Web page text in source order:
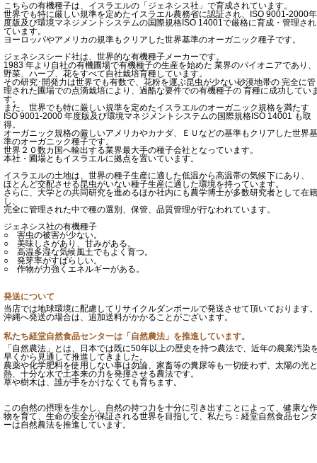
こちらの有機種子は、イスラエルの「ジェネシス社」で育成されています。
世界でも特に厳しい規準を定めたイスラエル農務省に認証され、ISO 9001-2000年
度版及び環境マネジメントシステムの国際規格ISO 14001で厳格に育成・管理され
ています。
ヨーロッパやアメリカの規準もクリアした世界基準のオーガニック種子です。
ジェネシスシード社は、世界的な有機種子メーカーです。
1983 年より自社の有機圃場で有機種子の生産を始めた 業界のパイオニアであり、
野菜、ハーブ、花をすべて自社栽培育種しています。
その研究･開発力は世界でも有数で、花粉を運ぶ昆虫が少ない砂漠地帯の 完全に管
理された圃場での点滴栽培により、過酷な要件での有機種子の 育種に成功してい
す。
また、世界でも特に厳しい規準を定めたイスラエルのオーガニック規格を満たす
ISO 9001-2000 年度版及び環境マネジメントシステムの国際規格ISO 14001 も取
得。
オーガニック規格の厳しいアメリカやカナダ、ＥＵなどの基準もクリアした世界基
準のオーガニック種子です。
世界２０数カ国へ輸出する業界最大手の種子会社となっています。
本社・圃場ともイスラエルに拠点を置いています。
イスラエルの土地は、世界の種子生産に適した低温から高温帯の気候下にあり、
ほとんど交配させる昆虫がいない種子生産に適した環境を持っています。
さらに、大学との共同研究を進めるほか社内にも農学博士が多数研究者として在籍
し、
完全に管理された中で種の選別、保管、品質管理が行なわれています。
ジェネシス社の有機種子
○ 害虫の被害が少ない。
○ 美味しさがあり、甘みがある。
○ 高温多湿な気候風土でもよく育つ。
○ 発芽率がすばらしい。
○ 作物が力強くエネルギーがある。
発送について
当店では地球環境に配慮してリサイクルダンボールで発送させて頂いております。
沖縄へ発送の場合は、追加送料がかかることがございます。
私たち経堂自然食品センターは「自然農法」を推進しています。
「自然農法」とは、日本では既に50年以上の歴史を持つ農法で、近年の農業汚染
早くから見通して推進してきました。
農薬や化学肥料を使用しない事は勿論、家畜等の糞尿等も一切使わず、太陽の光と
熱、十分な水で土本来の力を発揮させる農法です。
草や樹木は、誰が手をかけなくても育ちます。
この自然の摂理を生かし、自然の持つ力を十分に引き出すことによって、健康な作
物を育て、生命の安全が保証される世界を目指して、私たち：経堂自然食品センタ
ーは自然農法を推進しています。